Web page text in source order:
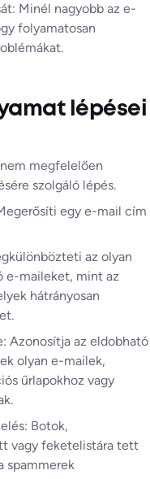
Minél nagyobb az e-
folyamatosan
lépései
megfelelően
szolgáló lépés.
egy e-mail cím
az olyan
e-maileket, mint az
hátrányosan
Azonosítja az eldobható
olyan e-mailek,
űrlapokhoz vagy
Botok,
vagy feketelistára tett
spammerek